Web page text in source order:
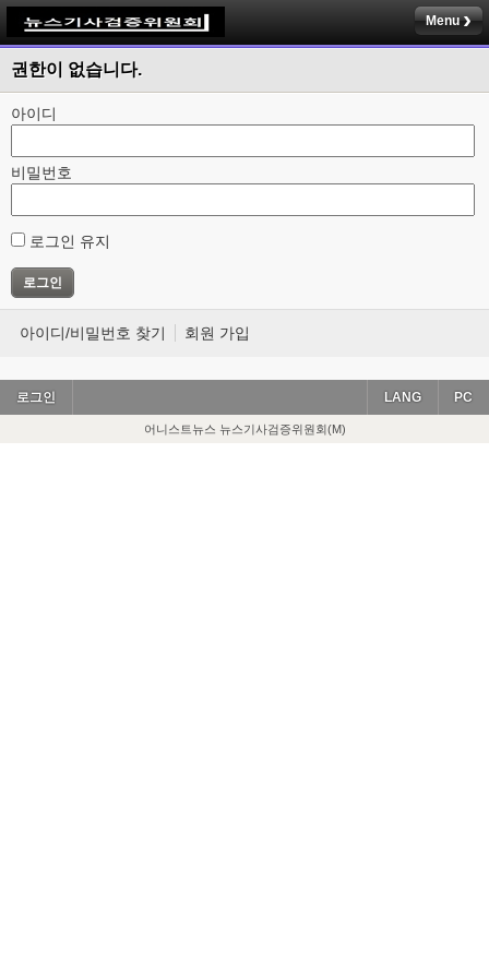
Menu
권한이 없습니다.
아이디
비밀번호
로그인 유지
아이디/비밀번호 찾기 회원 가입
로그인 PC
LANG
어니스트뉴스 뉴스기사검증위원회(M)